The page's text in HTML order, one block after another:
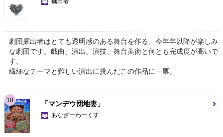
劇団掘出者はとても透明感のある舞台を作る、今年年以降が楽しみ
な劇団です。戯曲、演出、演技、舞台美術と何とも完成度が高いで
す。
繊細なテーマと難しい演出に挑んだこの作品に一票。
10 「マンヂウ団地妻」
あなざーわーくす